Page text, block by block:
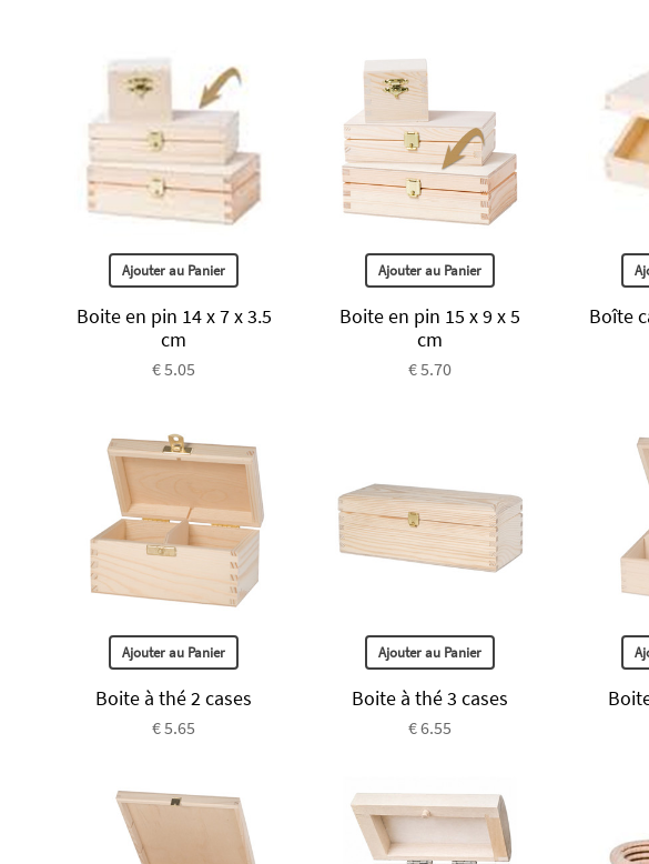
Ajouter au Panier
Boite en pin 14 x 7 x 3.5
cm
€ 5.05
Ajouter au Panier
Boite en pin 15 x 9 x 5
cm
€ 5.70
Boîte
Ajouter au Panier
Boite à thé 2 cases
€ 5.65
Ajouter au Panier
Boite à thé 3 cases
€ 6.55